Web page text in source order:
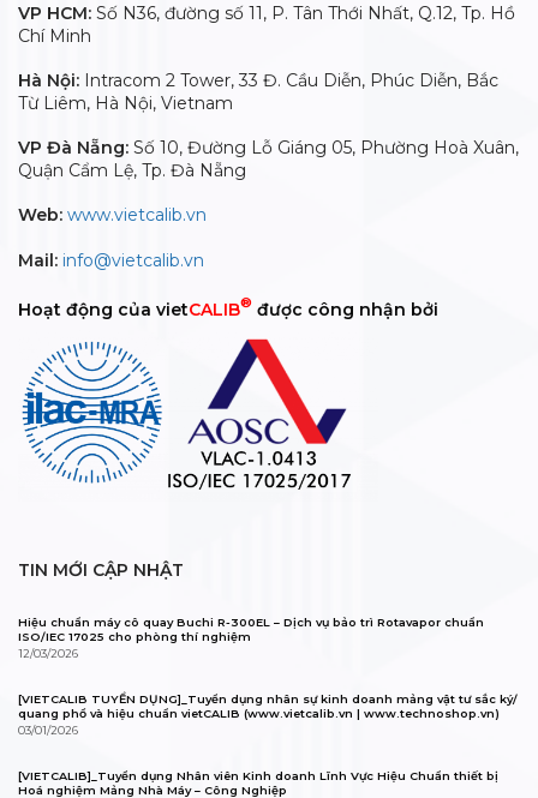
VP HCM: Số N36, đường số 11, P. Tân Thới Nhất, Q.12, Tp. Hồ
Chí Minh
Hà Nội: Intracom 2 Tower, 33 Đ. Cầu Diễn, Phúc Diễn, Bắc
Từ Liêm, Hà Nội, Vietnam
VP Đà Nẵng: Số 10, Đường Lỗ Giáng 05, Phường Hoà Xuân,
Quận Cẩm Lệ, Tp. Đà Nẵng
Web: www.vietcalib.vn
Mail: info@vietcalib.vn
Hoạt động của vietCALIB® được công nhận bởi
TIN MỚI CẬP NHẬT
Hiệu chuẩn máy cô quay Buchi R-300EL – Dịch vụ bảo trì Rotavapor chuẩn
ISO/IEC 17025 cho phòng thí nghiệm
12/03/2026
[VIETCALIB TUYỂN DỤNG]_Tuyển dụng nhân sự kinh doanh mảng vật tư sắc ký/
quang phổ và hiệu chuẩn vietCALIB (www.vietcalib.vn | www.technoshop.vn)
03/01/2026
[VIETCALIB]_Tuyển dụng Nhân viên Kinh doanh Lĩnh Vực Hiệu Chuẩn thiết bị
Hoá nghiệm Mảng Nhà Máy – Công Nghiệp